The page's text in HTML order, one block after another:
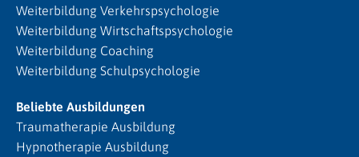
Weiterbildung Verkehrspsychologie
Weiterbildung Wirtschaftspsychologie
Weiterbildung Coaching
Weiterbildung Schulpsychologie
Beliebte Ausbildungen
Traumatherapie Ausbildung
Hypnotherapie Ausbildung